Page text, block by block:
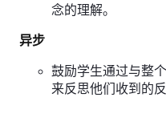
念的理解。
异步
鼓励学生通过与整
来反思他们收到的反